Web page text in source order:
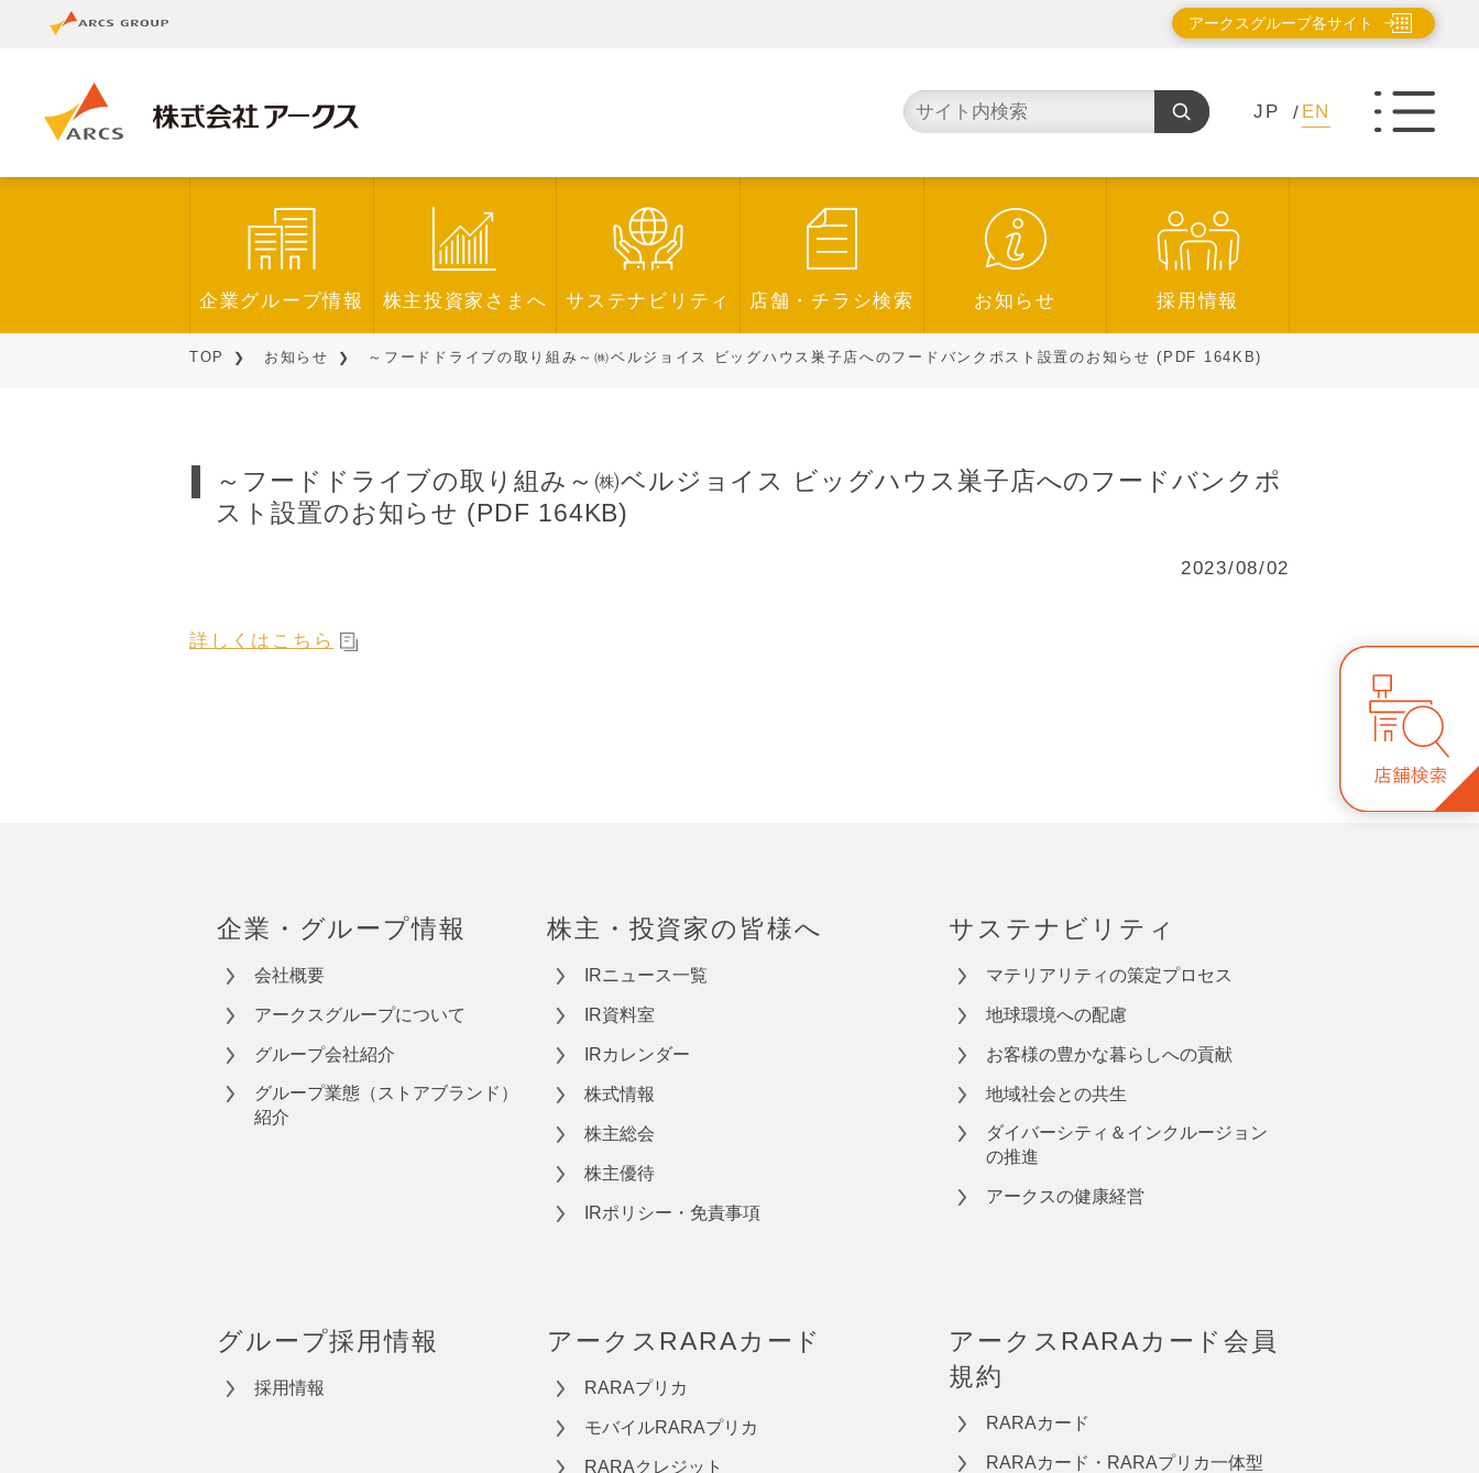
アークスグループ各サイト
JP EN
企業グループ情報 株主投資家さまへ サステナビリティ 店舗・チラシ検索 お知らせ 採用情報
TOP お知らせ ～フードドライブの取り組み～㈱ベルジョイス ビッグハウス巣子店へのフードバンクポスト設置のお知らせ (PDF 164KB)
～フードドライブの取り組み～㈱ベルジョイス ビッグハウス巣子店へのフードバンクポ
スト設置のお知らせ (PDF 164KB)
2023/08/02
詳しくはこちら
企業・グループ情報
会社概要
アークスグループについて
グループ会社紹介
グループ業態（ストアブランド）
紹介
株主・投資家の皆様へ
IRニュース一覧
IR資料室
IRカレンダー
株式情報
株主総会
株主優待
IRポリシー・免責事項
サステナビリティ
マテリアリティの策定プロセス
地球環境への配慮
お客様の豊かな暮らしへの貢献
地域社会との共生
ダイバーシティ＆インクルージョン
の推進
アークスの健康経営
グループ採用情報
採用情報
アークスRARAカード
RARAプリカ
モバイルRARAプリカ
RARAクレジット
アークスRARAカード会員
規約
RARAカード
RARAカード・RARAプリカ一体型